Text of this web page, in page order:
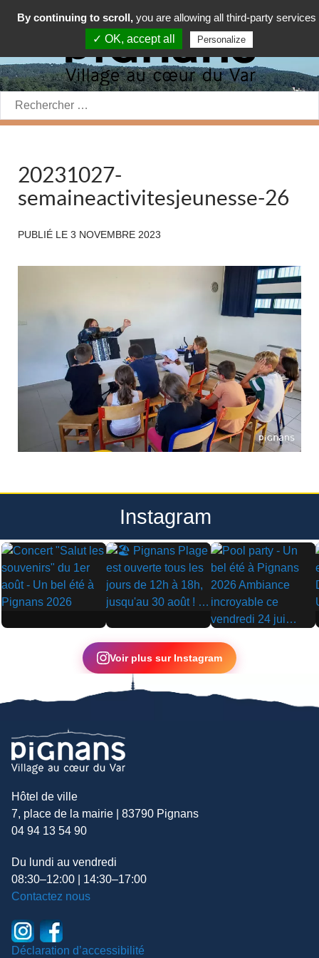
Rechercher:
20231027-
semaineactivitesjeunesse-26
PUBLIÉ LE 3 NOVEMBRE 2023
Instagram
▶ ▶
▶
Voir plus sur Instagram
Hôtel de ville
7, place de la mairie | 83790 Pignans
04 94 13 54 90
Du lundi au vendredi
08:30–12:00 | 14:30–17:00
Contactez nous
Déclaration d’accessibilité
By continuing to scroll, you are allowing all third-party services
✓ OK, accept all
Personalize